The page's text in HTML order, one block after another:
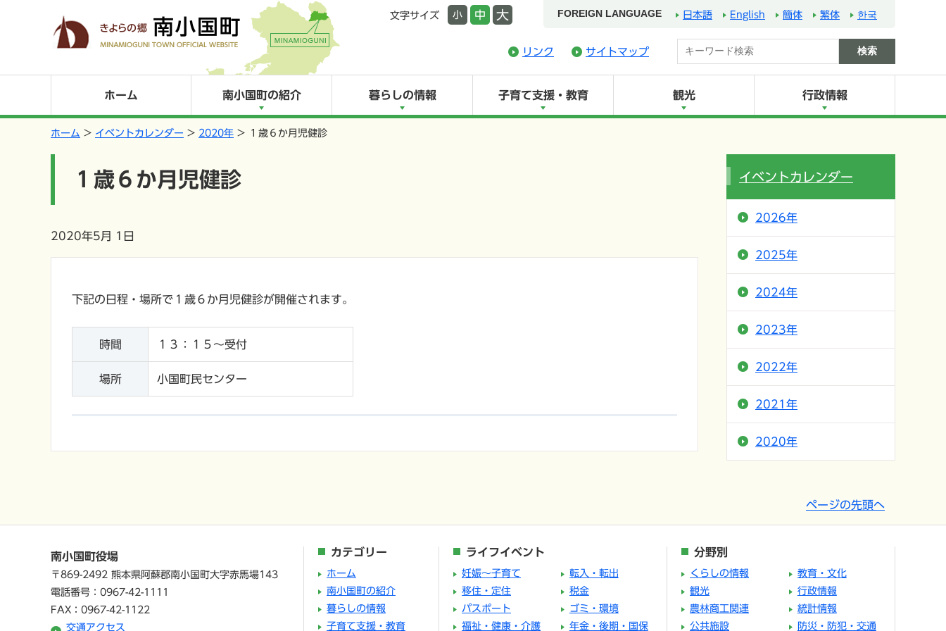
文字サイズ 小 中 大 FOREIGN LANGUAGE 日本語 English 簡体 繁体 한국
リンク サイトマップ
ホーム 南小国町の紹介 暮らしの情報 子育て支援・教育 観光 行政情報
ホーム イベントカレンダー 2020年 １歳６か月児健診
１歳６か月児健診
2020年5月 1日
下記の日程・場所で１歳６か月児健診が開催されます。
時間 １３：１５～受付
場所 小国町民センター
イベントカレンダー
2026年
2025年
2024年
2023年
2022年
2021年
2020年
ページの先頭へ
南小国町役場
〒869-2492 熊本県阿蘇郡南小国町大字赤馬場143
電話番号：0967-42-1111
FAX：0967-42-1122
交通アクセス
カテゴリー
ホーム
南小国町の紹介
暮らしの情報
子育て支援・教育
ライフイベント
妊娠～子育て
転入・転出
移住・定住
税金
パスポート
ゴミ・環境
福祉・健康・介護
年金・後期・国保
分野別
くらしの情報
教育・文化
観光
行政情報
農林商工関連
統計情報
公共施設
防災・防犯・交通